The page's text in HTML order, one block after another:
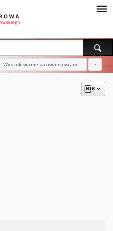
Wyszukiwanie zaawansowane ?